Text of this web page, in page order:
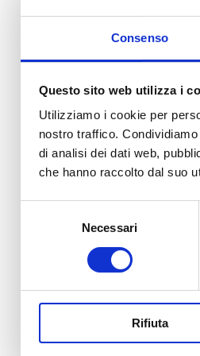
Consenso
Questo sito web utilizza i
Utilizziamo i cookie per
nostro traffico.
di analisi dei dati web,
che hanno raccolto dal suo
Necessari
Rifiuta
internazionale
tradizionali e
L’azienda Renna
e ortaggi ed è
Tradizione,
produttiva dei
Saverio Renna, il
sfruttarle e
artigianale, una
Nei primi anni